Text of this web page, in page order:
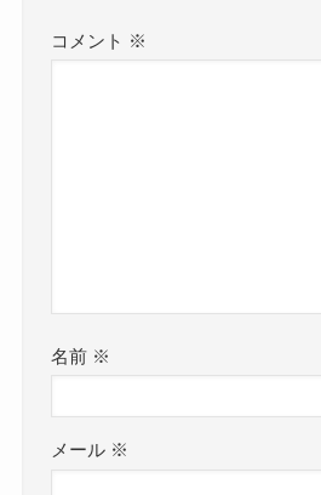
コメント ※
名前 ※
メール ※